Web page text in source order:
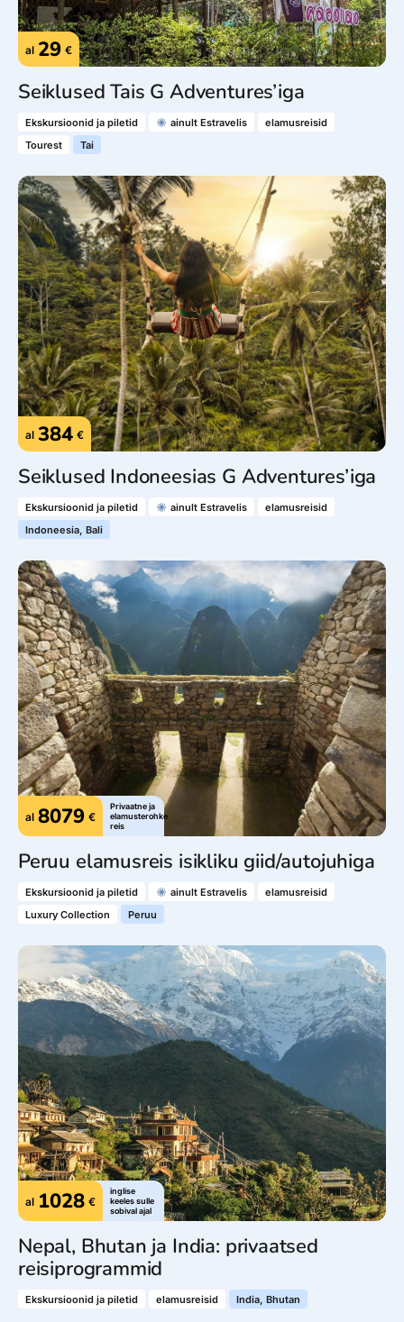
al 29 €
Seiklused Tais G Adventures’iga
Ekskursioonid ja piletid ainult Estravelis
elamusreisid
Tourest
Tai
al 384 €
Seiklused Indoneesias G Adventures’iga
Ekskursioonid ja piletid ainult Estravelis
elamusreisid
Indoneesia, Bali
al 8079 €
Privaatne ja
elamusterohke
reis
Peruu elamusreis isikliku giid/autojuhiga
Ekskursioonid ja piletid ainult Estravelis
elamusreisid
Luxury Collection
Peruu
al 1028 €
inglise
keeles sulle
sobival ajal
Nepal, Bhutan ja India: privaatsed
reisiprogrammid
Ekskursioonid ja piletid elamusreisid India, Bhutan